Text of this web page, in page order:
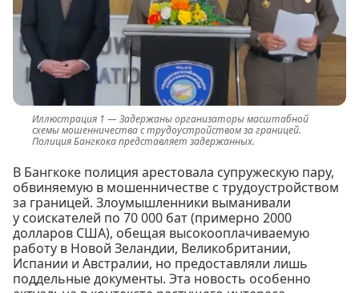
Задержаны организаторы масштабной
схемы мошенничества с трудоустройством за границей.
Полиция Бангкока представляет задержанных.
В Бангкоке полиция арестовала супружескую пару,
обвиняемую в мошенничестве с трудоустройством
за границей. Злоумышленники выманивали
у соискателей по 70 000 бат (примерно 2000
долларов США), обещая высокооплачиваемую
работу в Новой Зеландии, Великобритании,
Испании и Австралии, но предоставляли лишь
поддельные документы. Эта новость особенно